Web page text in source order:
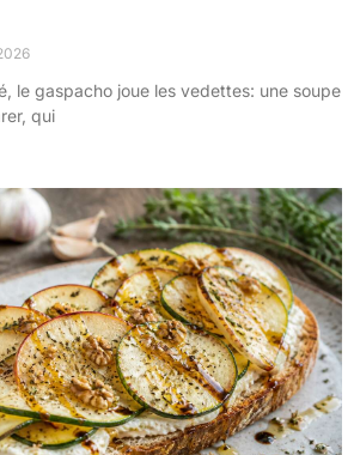
le gaspacho joue les vedettes: une soupe
qui